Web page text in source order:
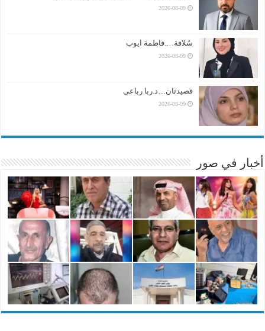
2026-08-09
سُلافة….فاطمة ايوب
2026-08-09
قصيدتان…د.ربا رباعي
2026-08-09
أخبار في صور